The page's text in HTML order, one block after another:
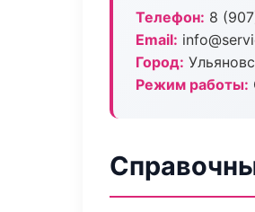
Телефон: 8
Email:
Город:
Режим работы: